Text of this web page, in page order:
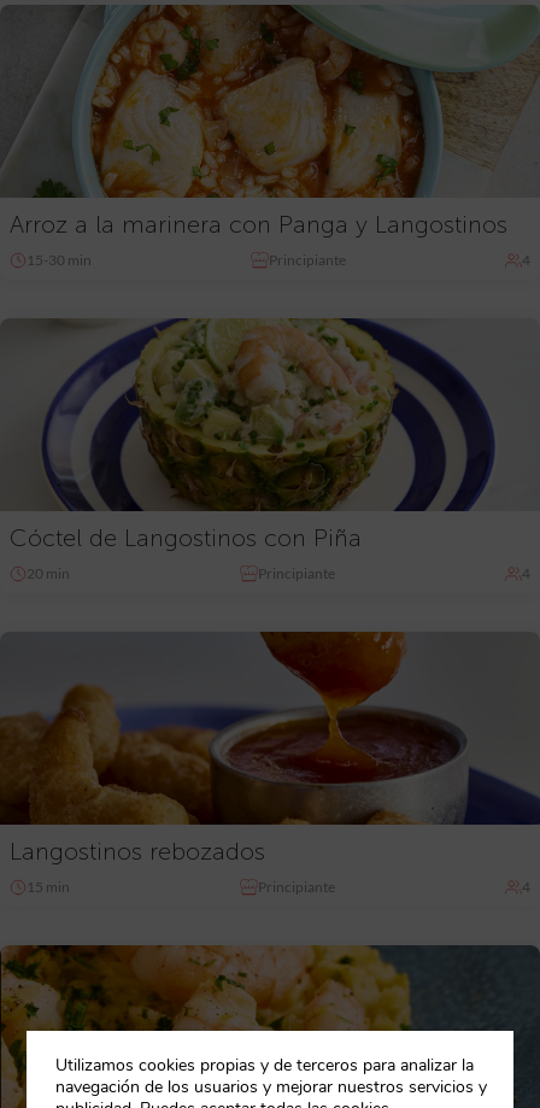
Arroz a la marinera con Panga y Langostinos
15-30 min Principiante 4
Cóctel de Langostinos con Piña
20 min Principiante 4
Langostinos rebozados
15 min Principiante 4
Utilizamos cookies propias y de terceros para analizar la
navegación de los usuarios y mejorar nuestros servicios y